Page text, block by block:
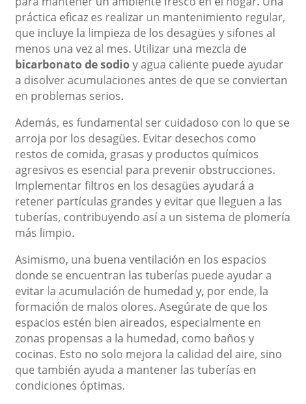
práctica eficaz es realizar un mantenimiento regular,
que incluye la limpieza de los desagües y sifones al
menos una vez al mes. Utilizar una mezcla de
bicarbonato de sodioy agua caliente puede ayudar
a disolver acumulaciones antes de que se conviertan
en problemas serios.
Además, es fundamental ser cuidadoso con lo que se
arroja por los desagües. Evitar desechos como
restos de comida, grasas y productos químicos
agresivos es esencial para prevenir obstrucciones.
Implementar filtros en los desagües ayudará a
retener partículas grandes y evitar que lleguen a las
tuberías, contribuyendo así a un sistema de plomería
más limpio.
Asimismo, una buena ventilación en los espacios
donde se encuentran las tuberías puede ayudar a
evitar la acumulación de humedad y, por ende, la
formación de malos olores. Asegúrate de que los
espacios estén bien aireados, especialmente en
zonas propensas a la humedad, como baños y
cocinas. Esto no solo mejora la calidad del aire, sino
que también ayuda a mantener las tuberías en
condiciones óptimas.